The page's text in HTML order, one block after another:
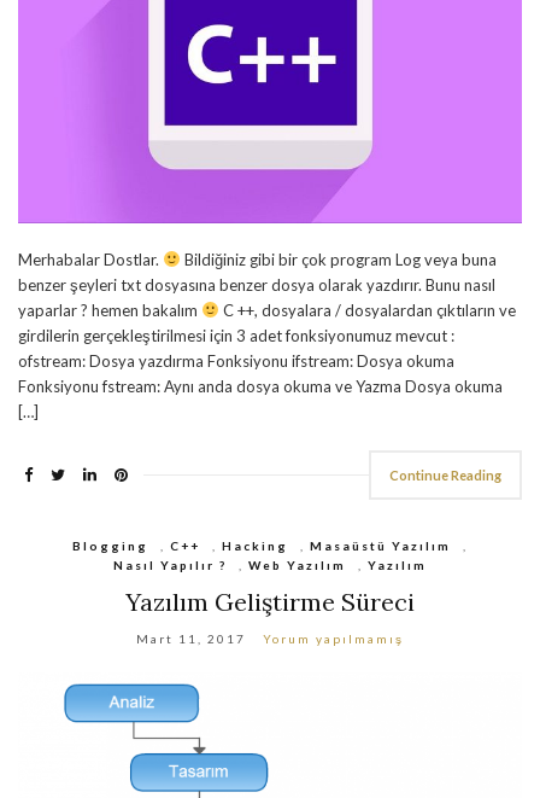
Merhabalar Dostlar.
Bildiğiniz gibi bir çok program Log veya buna
benzer şeyleri txt dosyasına benzer dosya olarak yazdırır. Bunu nasıl
yaparlar ? hemen bakalım
C ++, dosyalara / dosyalardan çıktıların ve
girdilerin gerçekleştirilmesi için 3 adet fonksiyonumuz mevcut :
ofstream: Dosya yazdırma Fonksiyonu ifstream: Dosya okuma
Fonksiyonu fstream: Aynı anda dosya okuma ve Yazma Dosya okuma
[…]
Continue Reading
Blogging C++ Hacking Masaüstü Yazılım
Nasıl Yapılır ?
Web Yazılım Yazılım
Yazılım Geliştirme Süreci
Mart 11, 2017 Yorum yapılmamış